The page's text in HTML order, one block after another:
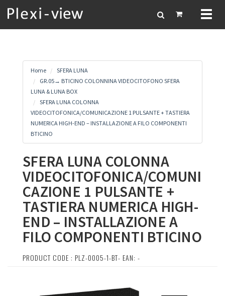
Home
SFERA LUNA
GR.05→ BTICINO COLONNINA VIDEOCITOFONO SFERA
LUNA & LUNA BOX
SFERA LUNA COLONNA
VIDEOCITOFONICA/COMUNICAZIONE 1 PULSANTE + TASTIERA
NUMERICA HIGH-END – INSTALLAZIONE A FILO COMPONENTI
BTICINO
SFERA LUNA COLONNA
VIDEOCITOFONICA/COMUNI
CAZIONE 1 PULSANTE +
TASTIERA NUMERICA HIGH-
END – INSTALLAZIONE A
FILO COMPONENTI BTICINO
PRODUCT CODE : PLZ-0005-1-BT- EAN: -